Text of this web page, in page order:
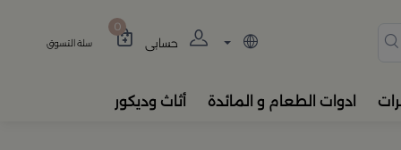
المباخر، والفواحات
حسابي
0
سلة التسوق
ادوات الطعام و المائدة أثاث وديكور